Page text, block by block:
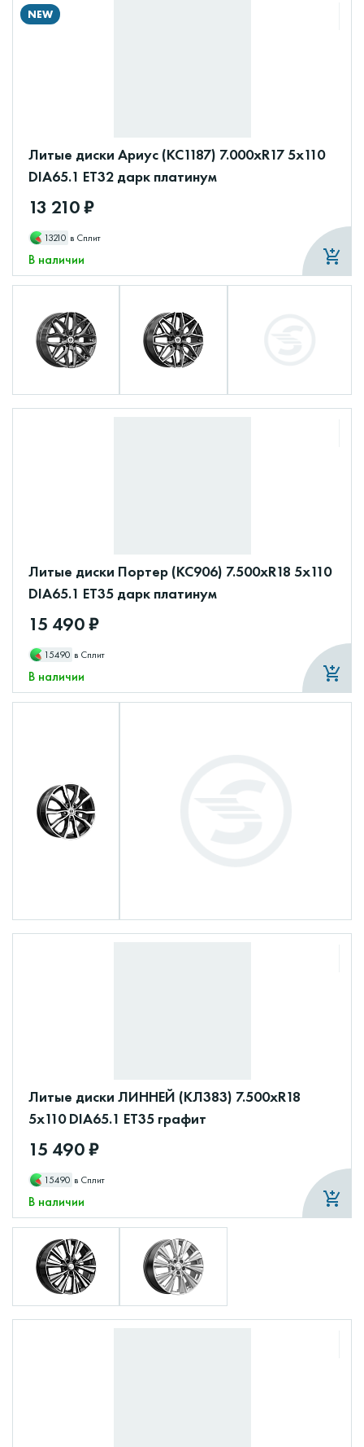
NEW
Литые диски Ариус (КС1187) 7.000xR17 5x110
DIA65.1 ET32 дарк платинум
13 210 ₽
13210 в Сплит
В наличии
Литые диски Портер (КС906) 7.500xR18 5x110
DIA65.1 ET35 дарк платинум
15 490 ₽
15490 в Сплит
В наличии
Литые диски ЛИННЕЙ (КЛ383) 7.500xR18
5x110 DIA65.1 ET35 графит
15 490 ₽
15490 в Сплит
В наличии